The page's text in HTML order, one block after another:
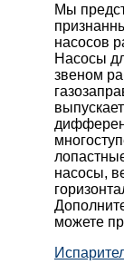
Мы
насосов
Насосы
звеном
насосы,
можете